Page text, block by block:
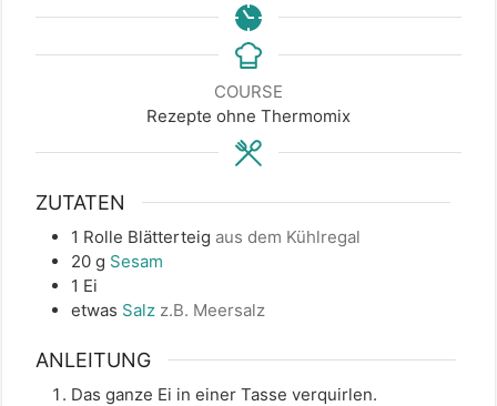
COURSE
Rezepte ohne Thermomix
ZUTATEN
1 Rolle Blätterteig aus dem Kühlregal
20 g Sesam
1 Ei
etwas Salz z.B. Meersalz
ANLEITUNG
Das ganze Ei in einer Tasse verquirlen.